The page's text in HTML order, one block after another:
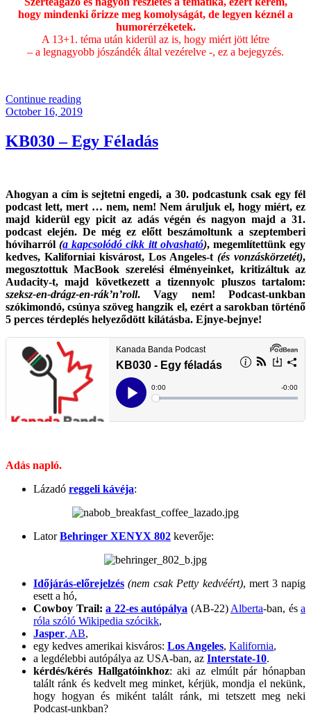
hogy mindenki őrizze meg komolyságát, de legyen kéznél a
humorérzéketek.
A 13+1. téma után kiderül az is, hogy miért jött létre
– a legnagyobb jószándék által vezérelve -, ez a bejegyzés.
Continue reading“Miért
Hülyeség
Házi
Sörfőzés?
Posted
October 16, 2019
KB030 – Egy Féladás
Ahogyan a cím is sejtetni engedi, a 30. podcastunk csak egy fél
podcast lett, mert … nem, nem! Nem áruljuk el, hogy miért, ez
majd kiderül egy picit az adás végén és nagyon majd a 31.
podcast elején. De még ez előtt beszámoltunk a szeptemberi
hóviharról (a kapcsolódó cikk itt olvasható), megemlítettünk egy
kedves, Kaliforniai kisvárost, Los Angeles-t (és vonzáskörzetét),
megosztottuk MacBook szerelési élményeinket, kritizáltuk az
Audacity-t, majd következett a tizennyolc pluszos tartalom:
szeksz-en-drágz-en-rák’n’roll. Vagy nem! Podcast-unkban
szókimondó, csúnya szöveg hangzik el, ezért a sarokban történő
5 perces térdeplés helyeződött kilátásba. Ejnye-bejnye!
Adás napló.
Lázadó reggeli kávéja:
LatorBehringer XENYX 802 keverője:
Időjárás-előrejelzés (nem csak Petty kedvéért), mert 3 napig
esett a hó,
Cowboy Trail: a 22-es autópálya (AB-22) Alberta-ban, és a
róla szóló Wikipedia szócikk,
Jasper, AB,
egy kedves amerikai kisváros: Los Angeles, Kalifornia,
a legdélebbi autópálya az USA-ban, az Interstate-10.
kérdés/kérés Hallgatóinkhoz: aki az elmúlt pár hónapban
talált ránk és kedvelt meg minket, kérjük, mondja el nekünk,
hogy hogyan és miként talált ránk, mi tetszett meg neki
Podcast-unkban?